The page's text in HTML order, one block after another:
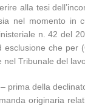
alla tesi
nel momento
n. 42 del
che
Tribunale del
della
originaria